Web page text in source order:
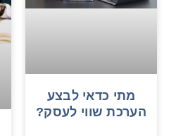
מתי כדאי לבצע
הערכת שווי לעסק?